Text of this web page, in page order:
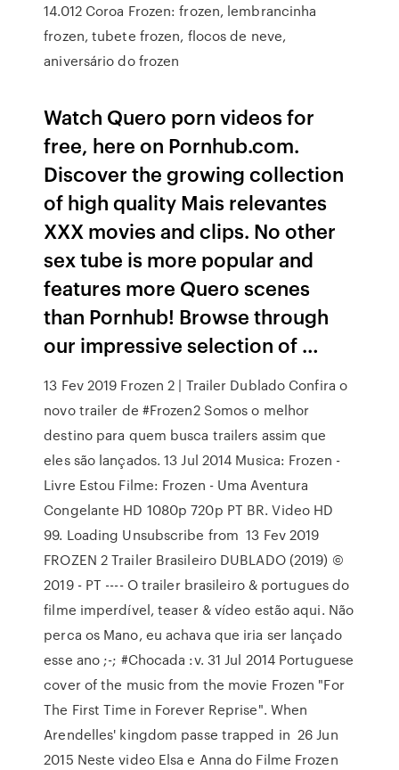
14.012 Coroa Frozen: frozen, lembrancinha
frozen, tubete frozen, flocos de neve,
aniversário do frozen
Watch Quero porn videos for
free, here on Pornhub.com.
Discover the growing collection
of high quality Mais relevantes
XXX movies and clips. No other
sex tube is more popular and
features more Quero scenes
than Pornhub! Browse through
our impressive selection of …
13 Fev 2019 Frozen 2 | Trailer Dublado Confira o
novo trailer de #Frozen2 Somos o melhor
destino para quem busca trailers assim que
eles são lançados. 13 Jul 2014 Musica: Frozen -
Livre Estou Filme: Frozen - Uma Aventura
Congelante HD 1080p 720p PT BR. Video HD
99. Loading Unsubscribe from 13 Fev 2019
FROZEN 2 Trailer Brasileiro DUBLADO (2019) ©
2019 - PT ---- O trailer brasileiro & portugues do
filme imperdível, teaser & vídeo estão aqui. Não
perca os Mano, eu achava que iria ser lançado
esse ano ;-; #Chocada :v. 31 Jul 2014 Portuguese
cover of the music from the movie Frozen "For
The First Time in Forever Reprise". When
Arendelles' kingdom passe trapped in 26 Jun
2015 Neste video Elsa e Anna do Filme Frozen